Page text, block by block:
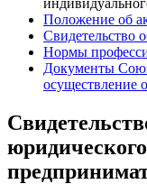
Положение об
Свидетельство
Нормы
Документы
осуществление